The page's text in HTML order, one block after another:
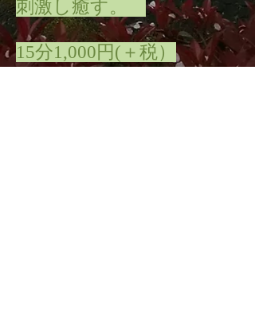
刺激し癒す。
15分1,000円(＋税）